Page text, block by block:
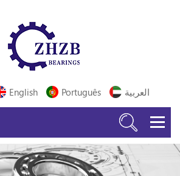
English Português العربية